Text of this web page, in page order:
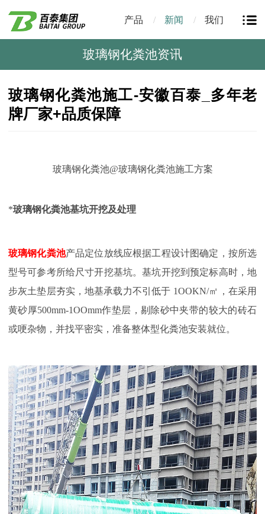
产品 新闻 我们
玻璃钢化粪池资讯
玻璃钢化粪池施工-安徽百泰_多年老
牌厂家+品质保障
玻璃钢化粪池@玻璃钢化粪池施工方案
*玻璃钢化粪池基坑开挖及处理
玻璃钢化粪池产品定位放线应根据工程设计图确定，按所选
型号可参考所给尺寸开挖基坑。基坑开挖到预定标高时，地
步灰土垫层夯实，地基承载力不引低于 1OOKN/㎡，在采用
黄砂厚500mm-1OOmm作垫层，剔除砂中夹带的较大的砖石
或哽杂物，并找平密实，准备整体型化粪池安装就位。